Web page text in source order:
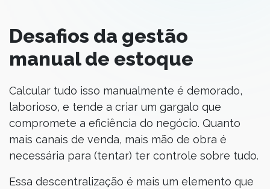
Desafios da gestão
manual de estoque
Calcular tudo isso manualmente é demorado,
laborioso, e tende a criar um gargalo que
compromete a eficiência do negócio. Quanto
mais canais de venda, mais mão de obra é
necessária para (tentar) ter controle sobre tudo.
Essa descentralização é mais um elemento que